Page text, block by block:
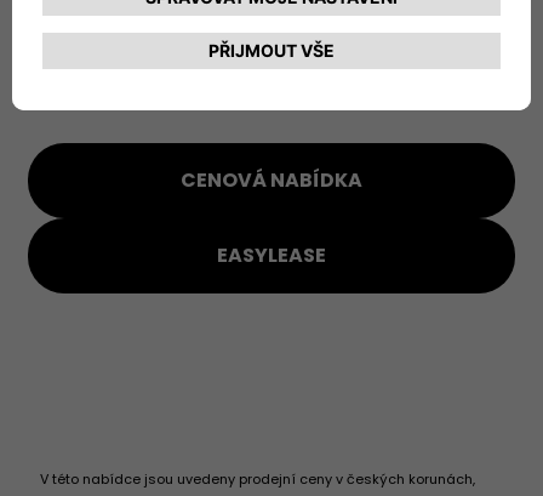
CENOVÁ NABÍDKA
EASYLEASE
V této nabídce jsou uvedeny prodejní ceny v českých korunách,